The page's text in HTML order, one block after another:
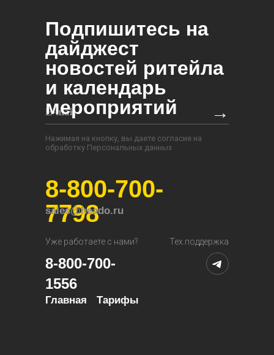
Подпишитесь на
дайджест
новостей ритейла
и календарь
мероприятий
8-800-700-
7798
sales@heado.ru
Уже работаете с нами?
Главная Тарифы
Тех.поддержка
8-800-700-
1556
→
Нажимая на кнопку, вы даете согласие на
обработку Персональных данных